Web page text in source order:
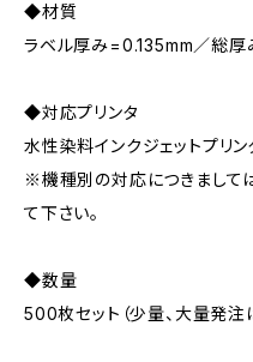
◆材質
ラベル厚み=0.135mm／総厚
◆対応プリンタ
水性染料インクジェットプリン
※機種別の対応につきまして
て下さい。
◆数量
500枚セット（少量、大量発注